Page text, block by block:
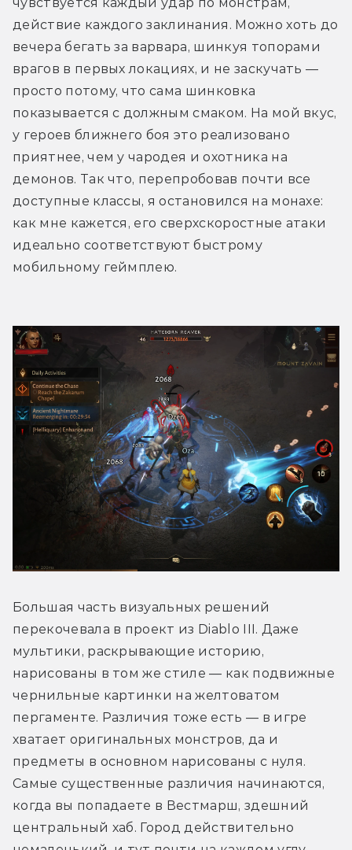
действие каждого заклинания. Можно хоть до
вечера бегать за варвара, шинкуя топорами
врагов в первых локациях, и не заскучать —
просто потому, что сама шинковка
показывается с должным смаком. На мой вкус,
у героев ближнего боя это реализовано
приятнее, чем у чародея и охотника на
демонов. Так что, перепробовав почти все
доступные классы, я остановился на монахе:
как мне кажется, его сверхскоростные атаки
идеально соответствуют быстрому
мобильному геймплею.
Большая часть визуальных решений
перекочевала в проект из Diablo III. Даже
мультики, раскрывающие историю,
нарисованы в том же стиле — как подвижные
чернильные картинки на желтоватом
пергаменте. Различия тоже есть — в игре
хватает оригинальных монстров, да и
предметы в основном нарисованы с нуля.
Самые существенные различия начинаются,
когда вы попадаете в Вестмарш, здешний
центральный хаб. Город действительно